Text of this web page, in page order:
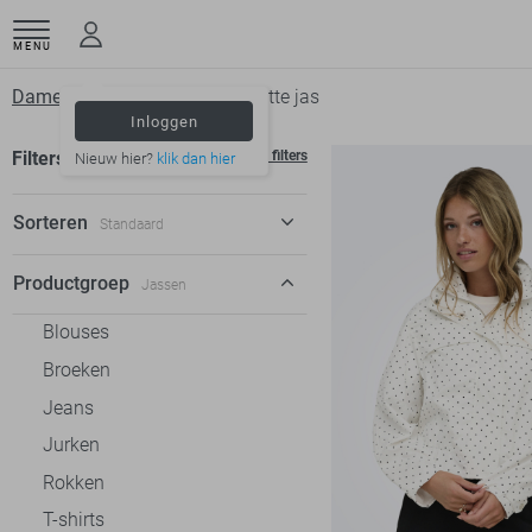
MENU
Inloggen
Nieuw hier? klik dan hier
Dameskleding Jassen Witte jas
Filters Wis filters
Sorteren Standaard
Standaard
Productgroep Jassen
Blouses
Broeken
Jeans
Jurken
Rokken
T-shirts